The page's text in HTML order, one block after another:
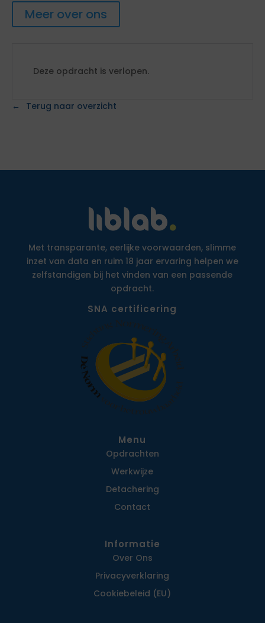
Meer over ons
Deze opdracht is verlopen.
Terug naar overzicht
Met transparante, eerlijke voorwaarden, slimme
inzet van data en ruim 18 jaar ervaring helpen we
zelfstandigen bij het vinden van een passende
opdracht.
SNA certificering
Menu
Opdrachten
Werkwijze
Detachering
Contact
Informatie
Over Ons
Privacy­verklaring
Cookiebeleid (EU)